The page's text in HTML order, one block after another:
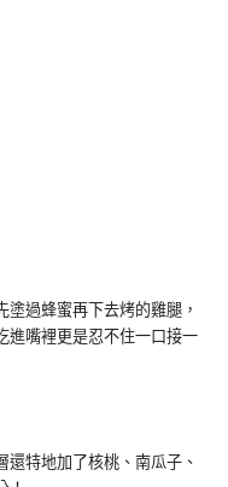
過蜂蜜再下去烤的雞腿，
進嘴裡更是忍不住一口接一
特地加了核桃、南瓜子、